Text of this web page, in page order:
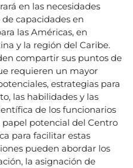
en las necesidades
capacidades en
las Américas, en
y la región del Caribe.
compartir sus puntos de
requieren un mayor
estrategias para
las habilidades y las
de los funcionarios
potencial del Centro
para facilitar estas
pueden abordar los
la asignación de